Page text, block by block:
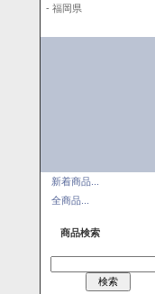
- 福岡県
新着商品...
全商品...
商品検索